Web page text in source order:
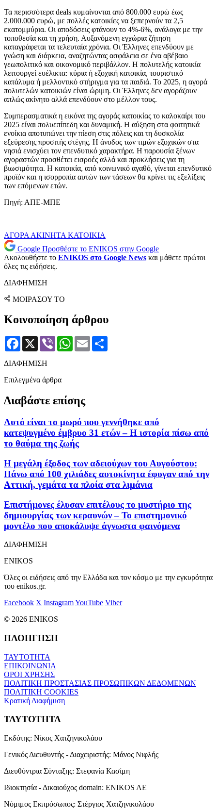
Τα περισσότερα deals κυμαίνονται από 800.000 ευρώ έως
2.000.000 ευρώ, με πολλές κατοικίες να ξεπερνούν τα 2,5
εκατομμύρια. Οι αποδόσεις φτάνουν το 4%-6%, ανάλογα με την
τοποθεσία και τη χρήση. Αυξανόμενη εγχώρια ζήτηση
καταγράφεται τα τελευταία χρόνια. Οι Έλληνες επενδύουν με
γνώση και διάρκεια, αναζητώντας ασφάλεια σε ένα αβέβαιο
γεωπολιτικό και οικονομικό περιβάλλον. Η πολυτελής κατοικία
λειτουργεί ευέλικτα: κύρια ή εξοχική κατοικία, τουριστικό
κατάλυμα ή μελλοντικό στήριγμα για τα παιδιά. Το 2025, η αγορά
πολυτελών κατοικιών είναι ώριμη. Οι Έλληνες δεν αγοράζουν
απλώς ακίνητο αλλά επενδύουν στο μέλλον τους.
Συμπερασματικά η εικόνα της αγοράς κατοικίας το καλοκαίρι του
2025 είναι πολυεπίπεδη και δυναμική. Η αύξηση στα φοιτητικά
ενοίκια αποτυπώνει την πίεση στις πόλεις και τη δυσκολία
εξεύρεσης προσιτής στέγης. Η άνοδος των τιμών εξοχικών στα
νησιά ενισχύει τον επενδυτικό χαρακτήρα. Η παρουσία ξένων
αγοραστών προσθέτει εισροές αλλά και προκλήσεις για τη
βιωσιμότητα. Η κατοικία, από κοινωνικό αγαθό, γίνεται επενδυτικό
προϊόν και η ισορροπία αυτών των τάσεων θα κρίνει τις εξελίξεις
των επόμενων ετών.
Πηγή: ΑΠΕ-ΜΠΕ
ΑΓΟΡΑ ΑΚΙΝΗΤΑ ΚΑΤΟΙΚΙΑ
Google Προσθέστε το ENIKOS στην Google
Ακολουθήστε το ENIKOS στο Google News και μάθετε πρώτοι
όλες τις ειδήσεις.
ΔΙΑΦΗΜΙΣΗ
ΜΟΙΡΑΣΟΥ ΤΟ
Κοινοποίηση άρθρου
Facebook
X Viber WhatsApp
Email
ΔΙΑΦΗΜΙΣΗ
Επιλεγμένα άρθρα
Διαβάστε επίσης
Αυτό είναι το μωρό που γεννήθηκε από
κατεψυγμένο έμβρυο 31 ετών – Η ιστορία πίσω από
το θαύμα της ζωής
Η μεγάλη έξοδος των αδειούχων του Αυγούστου:
Πάνω από 100 χιλιάδες αυτοκίνητα έφυγαν από την
Αττική, γεμάτα τα πλοία στα λιμάνια
Επιστήμονες έλυσαν επιτέλους το μυστήριο της
δημιουργίας των κεραυνών – Το επιστημονικό
μοντέλο που αποκάλυψε άγνωστα φαινόμενα
ΔΙΑΦΗΜΙΣΗ
ENIKOS
Όλες οι ειδήσεις από την Ελλάδα και τον κόσμο με την εγκυρότητα
του enikos.gr.
Facebook X InstagramYouTube Viber
© 2026 ENIKOS
ΠΛΟΗΓΗΣΗ
ΤΑΥΤΟΤΗΤΑ
ΕΠΙΚΟΙΝΩΝΙΑ
ΟΡΟΙ ΧΡΗΣΗΣ
ΠΟΛΙΤΙΚΗ ΠΡΟΣΤΑΣΙΑΣ ΠΡΟΣΩΠΙΚΩΝ ΔΕΔΟΜΕΝΩΝ
ΠΟΛΙΤΙΚΗ COOKIES
Κρατική Διαφήμιση
ΤΑΥΤΟΤΗΤΑ
Εκδότης: Νίκος Χατζηνικολάου
Γενικός Διευθυντής - Διαχειριστής: Μάνος Νιφλής
Διευθύντρια Σύνταξης: Στεφανία Κασίμη
Ιδιοκτησία - Δικαιούχος domain: ENIKOS AE
Νόμιμος Εκπρόσωπος: Στέργιος Χατζηνικολάου